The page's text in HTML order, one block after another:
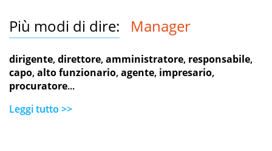
Più modi di dire: Manager
dirigente,direttore,amministratore, responsabile,
capo,alto funzionario,agente, impresario,
procuratore...
Leggi tutto >>